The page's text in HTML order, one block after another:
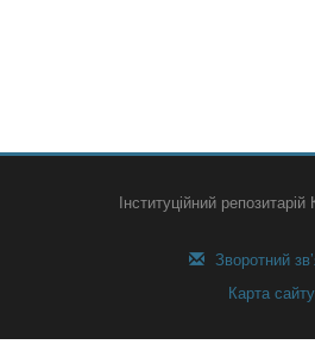
Інституційний
Зворотний
Карта сайту